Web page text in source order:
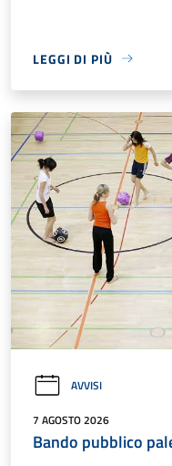
LEGGI DI PIÙ
AVVISI
7 AGOSTO 2026
Bando pubblico